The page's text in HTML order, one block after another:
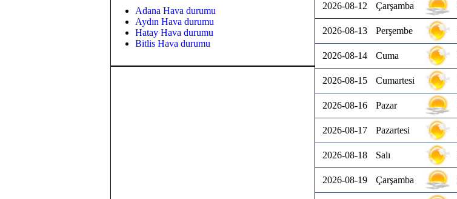
2026-08-12 Çarşamba
2026-08-13 Perşembe
2026-08-14 Cuma
2026-08-15 Cumartesi
2026-08-16 Pazar
2026-08-17 Pazartesi
2026-08-18 Salı
2026-08-19 Çarşamba
Adana Hava durumu
Aydın Hava durumu
Hatay Hava durumu
Bitlis Hava durumu